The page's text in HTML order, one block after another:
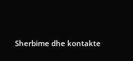
Sherbime dhe kontakte